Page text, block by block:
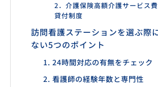
2．介護保険高額介護サービス
貸付制度
訪問看護ステーションを選ぶ際
ない5つのポイント
1. 24時間対応の有無をチェック
2. 看護師の経験年数と専門性